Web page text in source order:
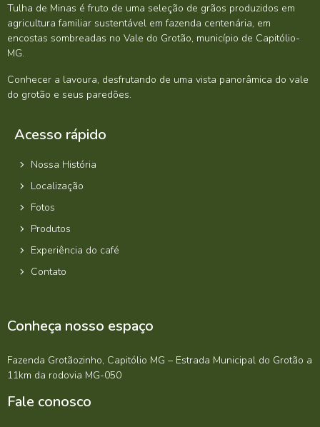
Tulha de Minas é fruto de uma seleção de grãos produzidos em
agricultura familiar sustentável em fazenda centenária, em
encostas sombreadas no Vale do Grotão, município de Capitólio-
MG.
Conhecer a lavoura, desfrutando de uma vista panorâmica do vale
do grotão e seus paredões.
Acesso rápido
Nossa História
Localização
Fotos
Produtos
Experiência do café
Contato
Conheça nosso espaço
Fazenda Grotãozinho, Capitólio MG – Estrada Municipal do Grotão a
11km da rodovia MG-050
Fale conosco